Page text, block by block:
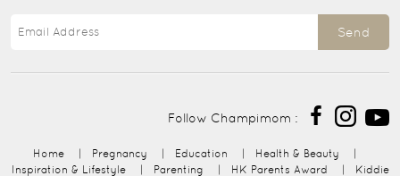
Send
Follow Champimom :
Home | Pregnancy | Education | Health & Beauty
|
Inspiration & Lifestyle
| Parenting | HK Parents Award | Kiddie